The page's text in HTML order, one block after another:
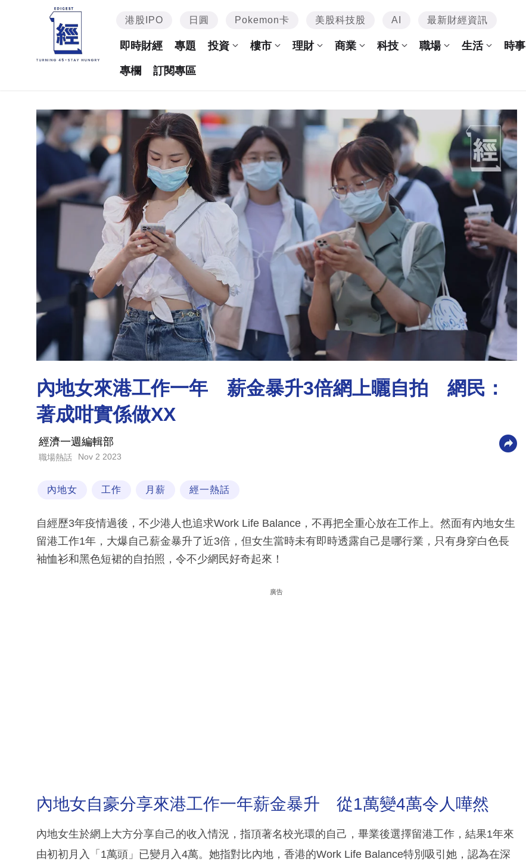
港股IPO 日圓 Pokemon卡 美股科技股 AI 最新財經資訊
即時財經 專題 投資 樓市 理財 商業 科技 職場 生活 時事
專欄 訂閱專區
內地女來港工作一年 薪金暴升3倍網上曬自拍 網民：
著成咁實係做XX
經濟一週編輯部
職場熱話 Nov 2 2023
內地女 工作 月薪 經一熱話
自經歷3年疫情過後，不少港人也追求Work Life Balance，不再把全重心放在工作上。然面有內地女生
留港工作1年，大爆自己薪金暴升了近3倍，但女生當時未有即時透露自己是哪行業，只有身穿白色長
袖恤衫和黑色短裙的自拍照，令不少網民好奇起來！
廣告
內地女自豪分享來港工作一年薪金暴升 從1萬變4萬令人嘩然
內地女生於網上大方分享自己的收入情況，指頂著名校光環的自己，畢業後選擇留港工作，結果1年來
由初初月入「1萬頭」已變月入4萬。她指對比內地，香港的Work Life Balance特別吸引她，認為在深